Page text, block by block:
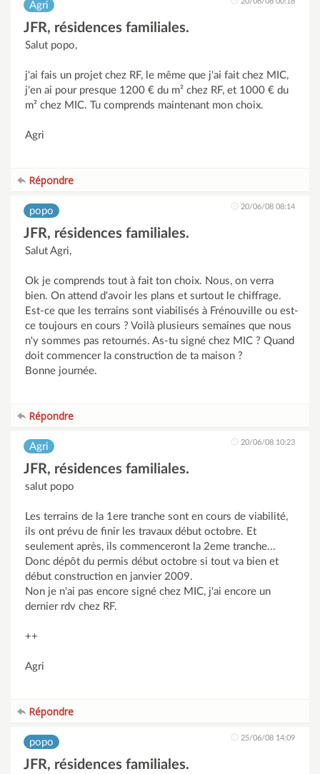
Agri
JFR, résidences familiales.
Salut popo,
j'ai fais un projet chez RF, le même que j'ai fait chez MIC,
j'en ai pour presque 1200 € du m² chez RF, et 1000 € du
m² chez MIC. Tu comprends maintenant mon choix.
Agri
Répondre
popo 20/06/08 08:14
JFR, résidences familiales.
Salut Agri,
Ok je comprends tout à fait ton choix. Nous, on verra
bien. On attend d'avoir les plans et surtout le chiffrage.
Est-ce que les terrains sont viabilisés à Frénouville ou est-
ce toujours en cours ? Voilà plusieurs semaines que nous
n'y sommes pas retournés. As-tu signé chez MIC ? Quand
doit commencer la construction de ta maison ?
Bonne journée.
Répondre
Agri 20/06/08 10:23
JFR, résidences familiales.
salut popo
Les terrains de la 1ere tranche sont en cours de viabilité,
ils ont prévu de finir les travaux début octobre. Et
seulement après, ils commenceront la 2eme tranche...
Donc dépôt du permis début octobre si tout va bien et
début construction en janvier 2009.
Non je n'ai pas encore signé chez MIC, j'ai encore un
dernier rdv chez RF.
++
Agri
Répondre
popo 25/06/08 14:09
JFR, résidences familiales.